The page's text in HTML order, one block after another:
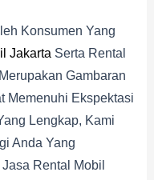
Konsumen Yang
Jakarta Serta Rental
Gambaran
Memenuhi Ekspektasi
Lengkap, Kami
Anda Yang
Rental Mobil